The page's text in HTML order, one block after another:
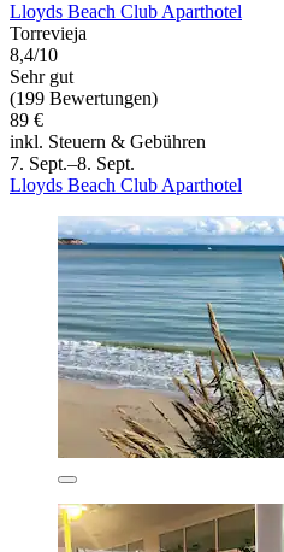
Lloyds Beach Club Aparthotel
Torrevieja
8,4/10
Sehr gut
(199 Bewertungen)
89 €
inkl. Steuern & Gebühren
7. Sept.–8. Sept.
Lloyds Beach Club Aparthotel